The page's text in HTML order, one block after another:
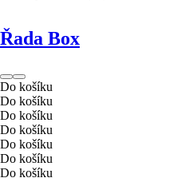
Řada Box
Do košíku
Do košíku
Do košíku
Do košíku
Do košíku
Do košíku
Do košíku